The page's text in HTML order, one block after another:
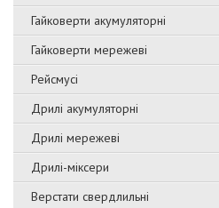
Гайковерти акумуляторні
Гайковерти мережеві
Рейсмусі
Дрилі акумуляторні
Дрилі мережеві
Дрилі-міксери
Верстати свердлильні